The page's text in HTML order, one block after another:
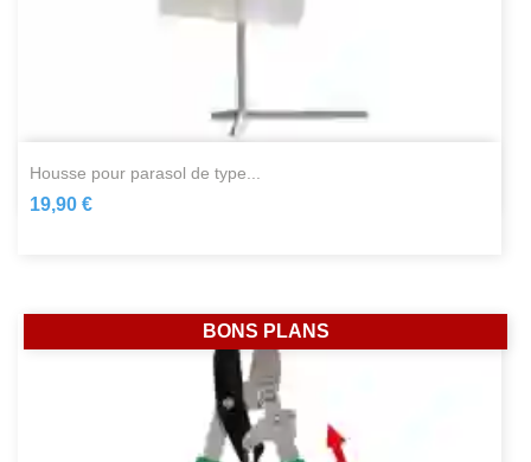
housse pour parasol de type...
19,90 €
BONS PLANS